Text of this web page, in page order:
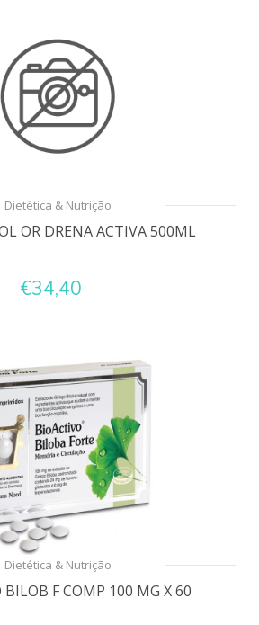
Dietética & Nutrição
OR DRENA ACTIVA 500ML
€34,40
Dietética & Nutrição
BILOB F COMP 100 MG X 60